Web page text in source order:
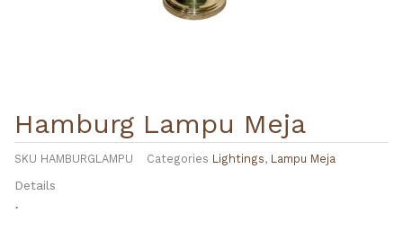
Hamburg Lampu Meja
SKU HAMBURGLAMPU Categories Lightings, Lampu Meja
Details
.